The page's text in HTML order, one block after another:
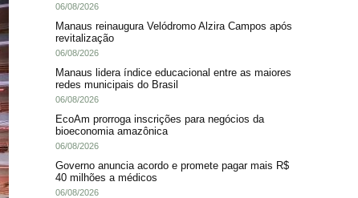
06/08/2026
Manaus reinaugura Velódromo Alzira Campos após
revitalização
06/08/2026
Manaus lidera índice educacional entre as maiores
redes municipais do Brasil
06/08/2026
EcoAm prorroga inscrições para negócios da
bioeconomia amazônica
06/08/2026
Governo anuncia acordo e promete pagar mais R$
40 milhões a médicos
06/08/2026